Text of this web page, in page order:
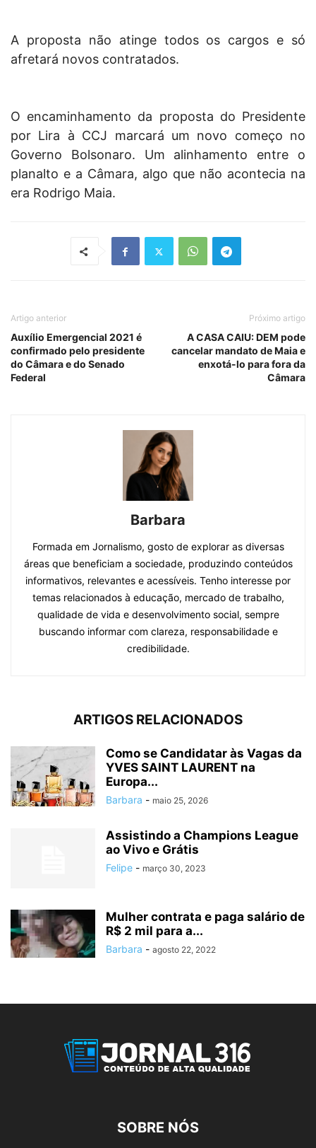
A proposta não atinge todos os cargos e só
afretará novos contratados.
O encaminhamento da proposta do Presidente
por Lira à CCJ marcará um novo começo no
Governo Bolsonaro. Um alinhamento entre o
planalto e a Câmara, algo que não acontecia na
era Rodrigo Maia.
Artigo anterior
Auxílio Emergencial 2021 é
confirmado pelo presidente
do Câmara e do Senado
Federal
Próximo artigo
A CASA CAIU: DEM pode
cancelar mandato de Maia e
enxotá-lo para fora da
Câmara
Barbara
Formada em Jornalismo, gosto de explorar as diversas
áreas que beneficiam a sociedade, produzindo conteúdos
informativos, relevantes e acessíveis. Tenho interesse por
temas relacionados à educação, mercado de trabalho,
qualidade de vida e desenvolvimento social, sempre
buscando informar com clareza, responsabilidade e
credibilidade.
ARTIGOS RELACIONADOS
Como se Candidatar às Vagas da
YVES SAINT LAURENT na
Europa...
Barbara - maio 25, 2026
Assistindo a Champions League
ao Vivo e Grátis
Felipe - março 30, 2023
Mulher contrata e paga salário de
R$ 2 mil para a...
Barbara - agosto 22, 2022
SOBRE NÓS